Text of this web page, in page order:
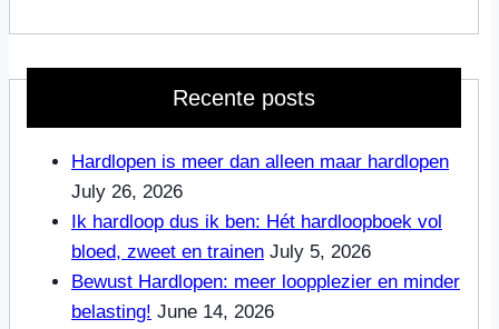
Recente posts
Hardlopen is meer dan alleen maar hardlopen
July 26, 2026
Ik hardloop dus ik ben: Hét hardloopboek vol
bloed, zweet en trainen July 5, 2026
Bewust Hardlopen: meer loopplezier en minder
belasting! June 14, 2026